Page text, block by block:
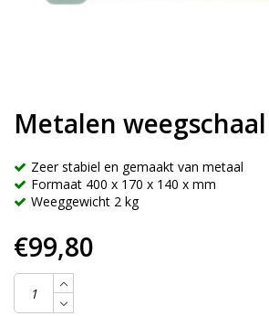
Metalen weegschaal
Zeer stabiel en gemaakt van metaal
Formaat 400 x 170 x 140 x mm
Weeggewicht 2 kg
€99,80